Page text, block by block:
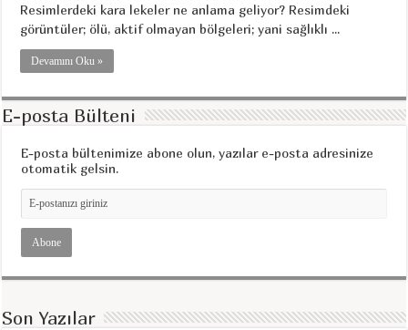
Resimlerdeki kara lekeler ne anlama geliyor? Resimdeki
görüntüler; ölü, aktif olmayan bölgeleri; yani sağlıklı ...
Devamını Oku »
E-posta Bülteni
E-posta bültenimize abone olun, yazılar e-posta adresinize
otomatik gelsin.
Son Yazılar